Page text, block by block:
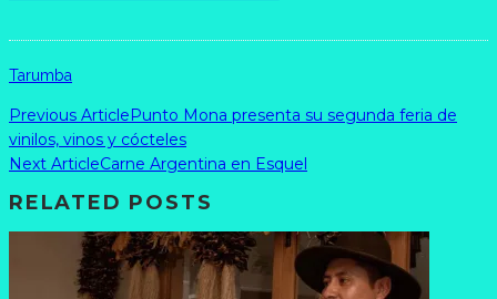
Tarumba
Previous ArticlePunto Mona presenta su segunda feria de
vinilos, vinos y cócteles
Next ArticleCarne Argentina en Esquel
RELATED POSTS